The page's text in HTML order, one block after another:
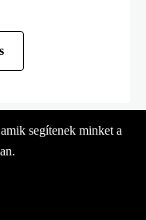
segítenek minket a